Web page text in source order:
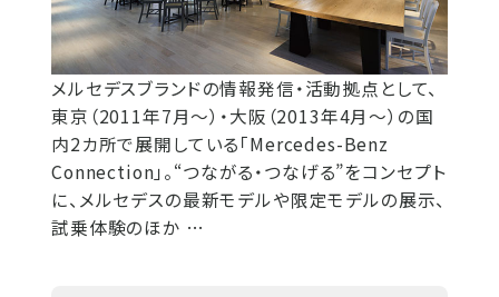
メルセデスブランドの情報発信・活動拠点として、
東京（2011年7月～）・大阪（2013年4月～）の国
内2カ所で展開している「Mercedes-Benz
Connection」。“つながる・つなげる”をコンセプト
に、メルセデスの最新モデルや限定モデルの展示、
試乗体験のほか …